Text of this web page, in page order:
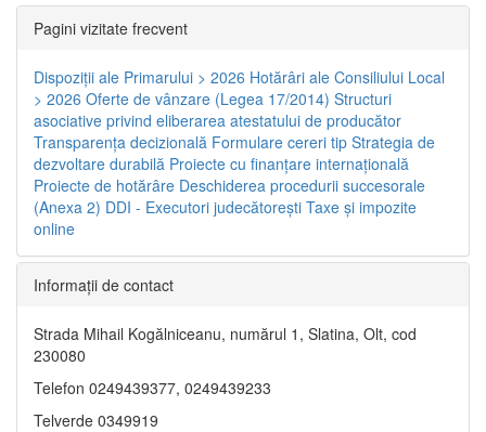
Pagini vizitate frecvent
Dispoziţii ale Primarului > 2026 Hotărâri ale Consiliului Local
> 2026 Oferte de vânzare (Legea 17/2014) Structuri
asociative privind eliberarea atestatului de producător
Transparenţa decizională Formulare cereri tip Strategia de
dezvoltare durabilă Proiecte cu finanţare internaţională
Proiecte de hotărâre Deschiderea procedurii succesorale
(Anexa 2) DDI - Executori judecătorești Taxe şi impozite
online
Informaţii de contact
Strada Mihail Kogălniceanu, numărul 1, Slatina, Olt, cod
230080
Telefon 0249439377, 0249439233
Telverde 0349919